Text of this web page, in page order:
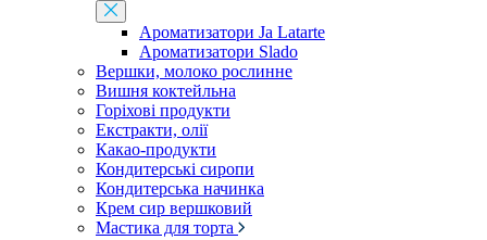
Ароматизатори Ja Latarte
Ароматизатори Slado
Вершки, молоко рослинне
Вишня коктейльна
Горіхові продукти
Екстракти, олії
Какао-продукти
Кондитерські сиропи
Кондитерська начинка
Крем сир вершковий
Мастика для торта